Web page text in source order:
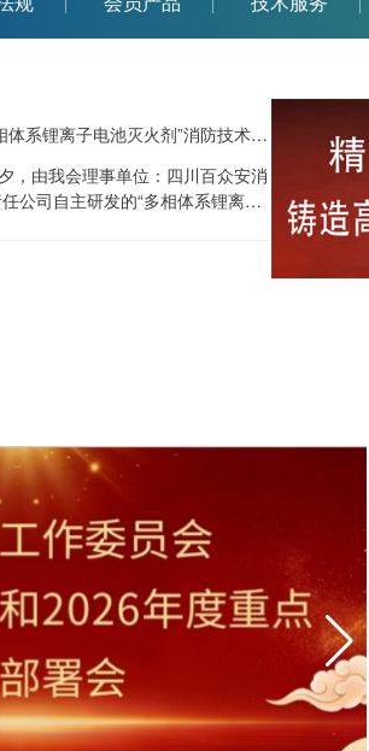
国内首张“多相体系锂离子电池灭火剂”消防技术鉴定证书颁发 ——百众安消防新技术成果筑牢新能源安全防线
，由我会理事单位：四川百众安消
公司自主研发的“多相体系锂离子
产、销售和使用。该证书的获
百众安消防技术研发实力与产品合
可，更为这一创新型成果的规模化
坚实的基础。 攻克技术难关，创
相体系” 锂电池火灾具有热失控反
效抑制。百众安消防依托“院士智
发+国家级课题攻坚”三重科研引
学院院士指导下，由北京大学博士